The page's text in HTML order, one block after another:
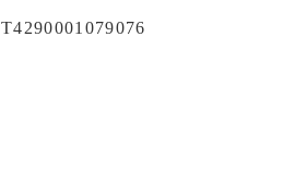
T4290001079076